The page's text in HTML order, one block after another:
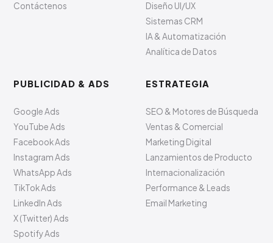
Contáctenos
Diseño UI/UX
Sistemas CRM
IA & Automatización
Analítica de Datos
PUBLICIDAD & ADS
Google Ads
YouTube Ads
Facebook Ads
Instagram Ads
WhatsApp Ads
TikTok Ads
LinkedIn Ads
X (Twitter) Ads
Spotify Ads
ESTRATEGIA
SEO & Motores de Búsqueda
Ventas & Comercial
Marketing Digital
Lanzamientos de Producto
Internacionalización
Performance & Leads
Email Marketing